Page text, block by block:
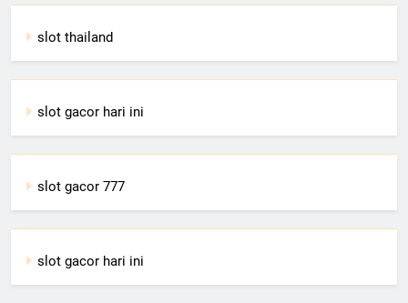
slot thailand
slot gacor hari ini
slot gacor 777
slot gacor hari ini